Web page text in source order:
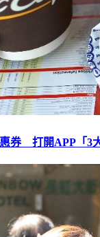
券 打開APP「3